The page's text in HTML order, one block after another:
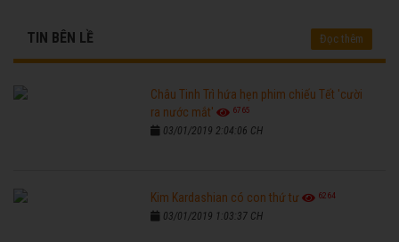
TIN BÊN LỀ Đọc thêm
Châu Tinh Trì hứa hẹn phim chiếu Tết 'cười
ra nước mắt'
6765
03/01/2019 2:04:06 CH
Kim Kardashian có con thứ tư 6264
03/01/2019 1:03:37 CH